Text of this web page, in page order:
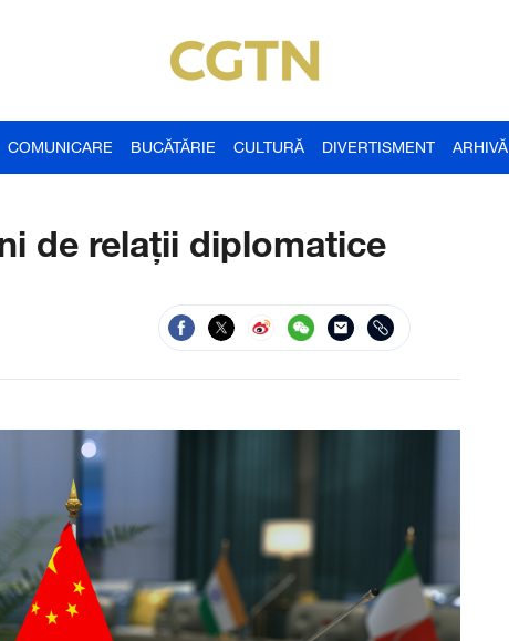
COMUNICARE BUCĂTĂRIE CULTURĂ DIVERTISMENT ARHIVĂ
de relații diplomatice